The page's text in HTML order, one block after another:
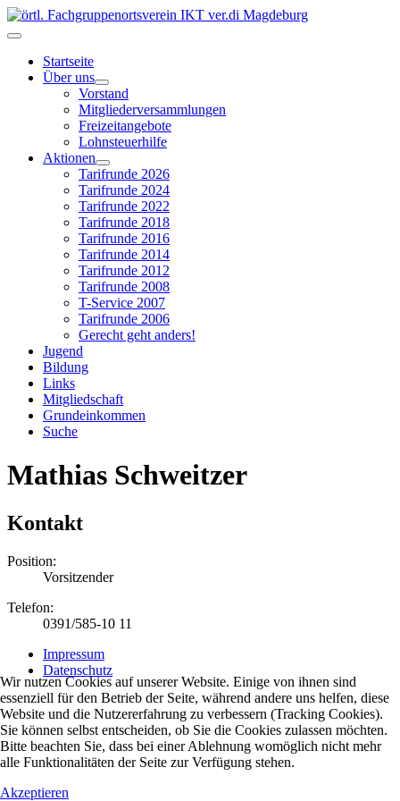
Startseite
Über uns
Vorstand
Mitgliederversammlungen
Freizeitangebote
Lohnsteuerhilfe
Aktionen
Tarifrunde 2026
Tarifrunde 2024
Tarifrunde 2022
Tarifrunde 2018
Tarifrunde 2016
Tarifrunde 2014
Tarifrunde 2012
Tarifrunde 2008
T-Service 2007
Tarifrunde 2006
Gerecht geht anders!
Jugend
Bildung
Links
Mitgliedschaft
Grundeinkommen
Suche
Mathias Schweitzer
Kontakt
Position:
Vorsitzender
Telefon:
0391/585-10 11
Impressum
Datenschutz
Wir nutzen Cookies auf unserer Website. Einige von ihnen sind
essenziell für den Betrieb der Seite, während andere uns helfen, diese
Website und die Nutzererfahrung zu verbessern (Tracking Cookies).
Sie können selbst entscheiden, ob Sie die Cookies zulassen möchten.
Bitte beachten Sie, dass bei einer Ablehnung womöglich nicht mehr
alle Funktionalitäten der Seite zur Verfügung stehen.
Akzeptieren